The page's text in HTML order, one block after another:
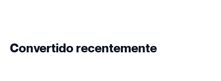
Convertido recentemente